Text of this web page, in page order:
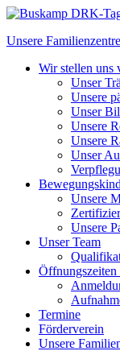
Unsere
Wir stellen uns
Unser
Unsere
Unser
Unsere
Unsere
Unser
Unsere
Unsere
Unser Team
Termine
Förderverein
Unsere